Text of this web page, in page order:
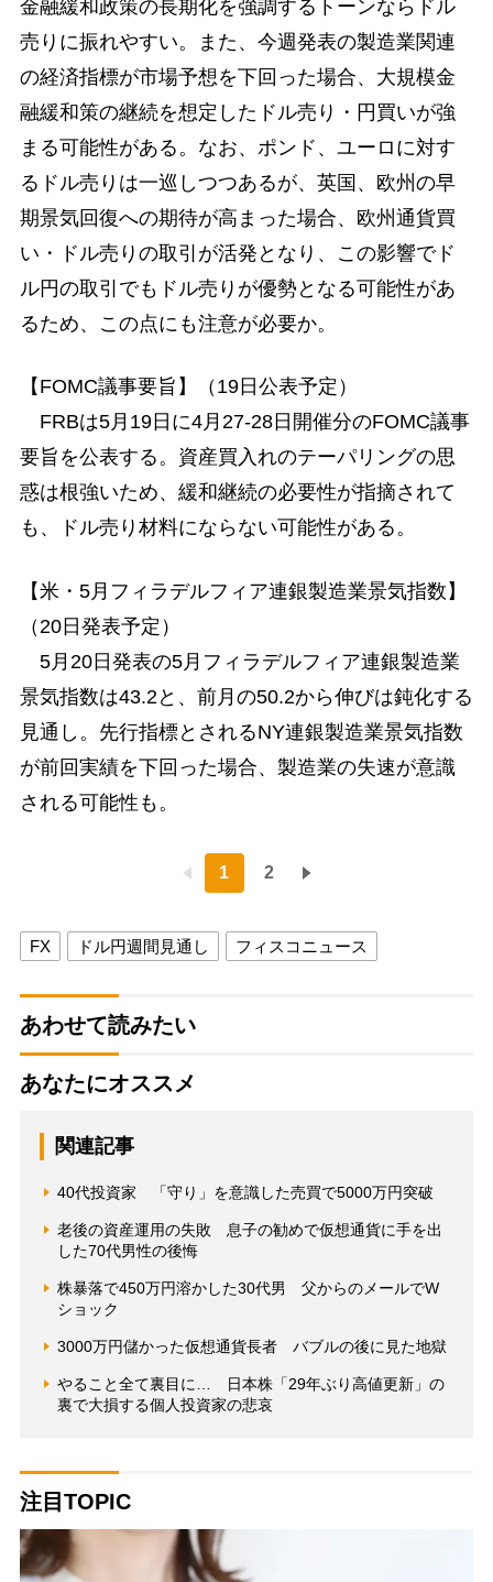
金融緩和政策の長期化を強調するトーンならドル
売りに振れやすい。また、今週発表の製造業関連
の経済指標が市場予想を下回った場合、大規模金
融緩和策の継続を想定したドル売り・円買いが強
まる可能性がある。なお、ポンド、ユーロに対す
るドル売りは一巡しつつあるが、英国、欧州の早
期景気回復への期待が高まった場合、欧州通貨買
い・ドル売りの取引が活発となり、この影響でド
ル円の取引でもドル売りが優勢となる可能性があ
るため、この点にも注意が必要か。
【FOMC議事要旨】（19日公表予定）
FRBは5月19日に4月27-28日開催分のFOMC議事
要旨を公表する。資産買入れのテーパリングの思
惑は根強いため、緩和継続の必要性が指摘されて
も、ドル売り材料にならない可能性がある。
【米・5月フィラデルフィア連銀製造業景気指数】
（20日発表予定）
5月20日発表の5月フィラデルフィア連銀製造業
景気指数は43.2と、前月の50.2から伸びは鈍化する
見通し。先行指標とされるNY連銀製造業景気指数
が前回実績を下回った場合、製造業の失速が意識
される可能性も。
1 2
FX ドル円週間見通し フィスコニュース
あわせて読みたい
あなたにオススメ
関連記事
40代投資家 「守り」を意識した売買で5000万円突破
老後の資産運用の失敗 息子の勧めで仮想通貨に手を出
した70代男性の後悔
株暴落で450万円溶かした30代男 父からのメールでW
ショック
3000万円儲かった仮想通貨長者 バブルの後に見た地獄
やること全て裏目に… 日本株「29年ぶり高値更新」の
裏で大損する個人投資家の悲哀
注目TOPIC